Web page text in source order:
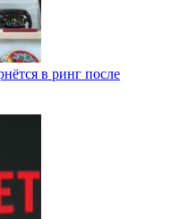
в ринг после